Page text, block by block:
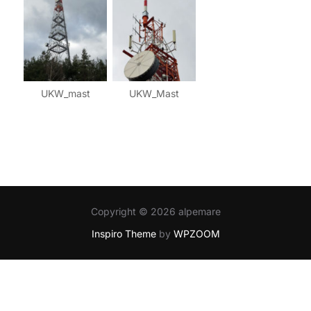
UKW_mast UKW_Mast
Copyright © 2026 alpemare
Inspiro Themeby WPZOOM